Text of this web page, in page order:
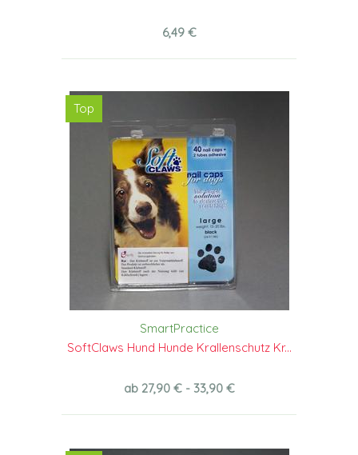
6,49 €
Top
SmartPractice
SoftClaws Hund Hunde Krallenschutz Kr...
ab 27,90 € - 33,90 €